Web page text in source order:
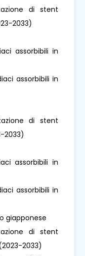
di stent
2033)
assorbibili in
assorbibili in
di stent
2033)
assorbibili in
assorbibili in
giapponese
di stent
2033)